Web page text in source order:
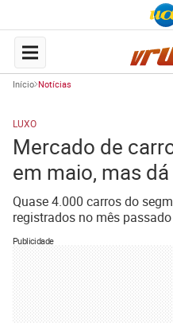
Início Notícias
LUXO
Mercado de
em maio, mas
Quase 4.000 carros do
registrados no mês passado
Publicidade